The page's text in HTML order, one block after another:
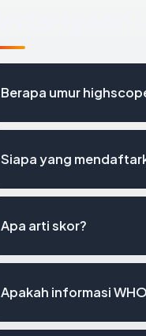
Berapa umur
Siapa yang
Apa arti skor?
Apakah informasi